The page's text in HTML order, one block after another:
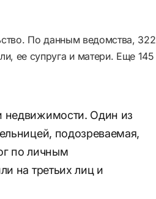
По данным ведомства, 322
ее супруга и матери. Еще 145
недвижимости. Один из
подозреваемая,
по личным
на третьих лиц и